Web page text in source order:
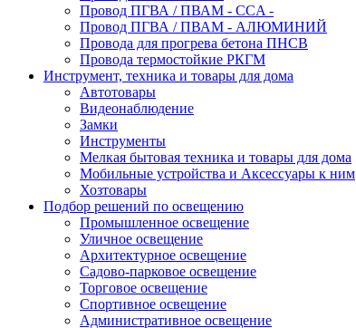
Провод ПГВА / ПВАМ - CCA -
Провод ПГВА / ПВАМ - АЛЮМИНИЙ
Провода для прогрева бетона ПНСВ
Провода термостойкие РКГМ
Инструмент, техника и товары для дома
Автотовары
Видеонаблюдение
Замки
Инструменты
Мелкая бытовая техника и товары для дома
Мобильные устройства и Аксессуары к ним
Хозтовары
Подбор решений по освещению
Промышленное освещение
Уличное освещение
Архитектурное освещение
Садово-парковое освещение
Торговое освещение
Спортивное освещение
Административное освещение